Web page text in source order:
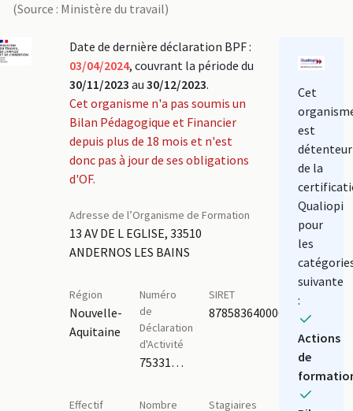
(Source : Ministère du travail)
Date de dernière déclaration BPF :
03/04/2024, couvrant la période du
30/11/2023 au 30/12/2023.
Cet organisme n'a pas soumis un
Bilan Pédagogique et Financier
depuis plus de 18 mois et n'est
donc pas à jour de ses obligations
d'OF.
Adresse de l’Organisme de Formation
13 AV DE L EGLISE, 33510
ANDERNOS LES BAINS
Région
Nouvelle-
Aquitaine
Numéro
de
Déclaration
d'Activité
75331478233
SIRET
87858364000015
Effectif
Nombre
Stagiaires
Cet
est
détenteur
de la
Qualiopi
pour
les
suivante
:
Actions
de